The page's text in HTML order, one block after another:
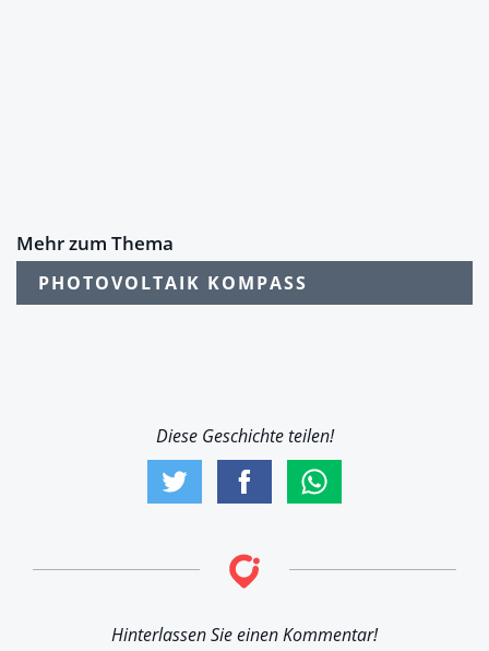
Mehr zum Thema
PHOTOVOLTAIK KOMPASS
Diese Geschichte teilen!
Hinterlassen Sie einen Kommentar!